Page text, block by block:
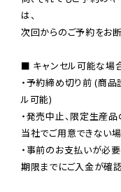
は、
次回からのご予約をお
■ キャンセル可能な場
・予約締め切り前 (商
ル可能)
・発売中止、限定生産
当社でご用意できない場
・事前のお支払いが必
期限までにご入金が確